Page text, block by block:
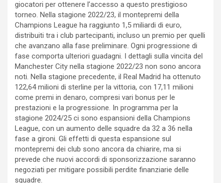
giocatori per ottenere l’accesso a questo prestigioso
torneo. Nella stagione 2022/23, il montepremi della
Champions League ha raggiunto 1,5 miliardi di euro,
distribuiti tra i club partecipanti, incluso un premio per quelli
che avanzano alla fase preliminare. Ogni progressione di
fase comporta ulteriori guadagni. I dettagli sulla vincita del
Manchester City nella stagione 2022/23 non sono ancora
noti. Nella stagione precedente, il Real Madrid ha ottenuto
122,64 milioni di sterline per la vittoria, con 17,11 milioni
come premi in denaro, compresi vari bonus per le
prestazioni e la progressione. In programma per la
stagione 2024/25 ci sono espansioni della Champions
League, con un aumento delle squadre da 32 a 36 nella
fase a gironi. Gli effetti di questa espansione sul
montepremi dei club sono ancora da chiarire, ma si
prevede che nuovi accordi di sponsorizzazione saranno
negoziati per mitigare possibili perdite finanziarie delle
squadre.